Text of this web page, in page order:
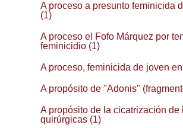
A proceso a presunto feminicida
(1)
A proceso el Fofo Márquez por
feminicidio (1)
A proceso, feminicida de joven
A propósito de "Adonis"
A propósito de la cicatrización de
quirúrgicas (1)